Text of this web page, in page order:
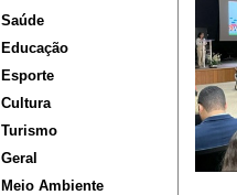
Saúde
Educação
Esporte
Cultura
Turismo
Geral
Meio Ambiente